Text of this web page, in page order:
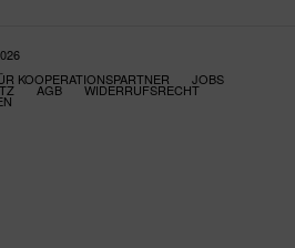
KOOPERATIONSPARTNER JOBS
AGB WIDERRUFSRECHT